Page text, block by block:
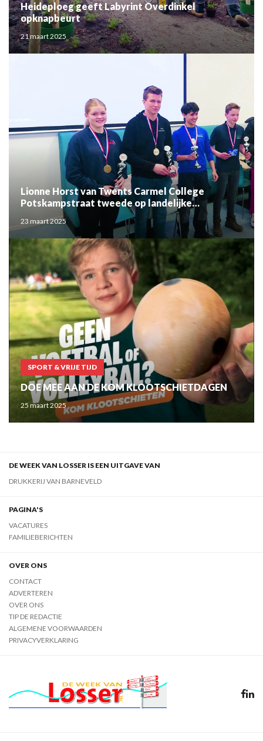
Heideploeg geeft Labyrint Overdinkel
opknapbeurt
21 maart 2025
Lionne Horst van Twents Carmel College
Potskampstraat tweede op landelijke
laswedstrijd
23 maart 2025
SPORT & VRIJE TIJD
DOE MEE AAN DE KOM KLOOTSCHIETDAGEN
25 maart 2025
DE WEEK VAN LOSSER IS EEN UITGAVE VAN
DRUKKERIJ VAN BARNEVELD
PAGINA'S
VACATURES
FAMILIEBERICHTEN
OVER ONS
CONTACT
ADVERTEREN
OVER ONS
TIP DE REDACTIE
ALGEMENE VOORWAARDEN
PRIVACYVERKLARING